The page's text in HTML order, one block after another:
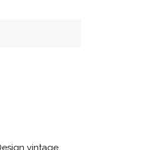
vintage